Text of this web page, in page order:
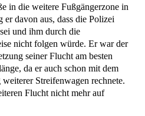
in die weitere Fußgängerzone in
davon aus, dass die Polizei
und ihm durch die
nicht folgen würde. Er war der
seiner Flucht am besten
da er auch schon mit dem
Streifenwagen rechnete.
Flucht nicht mehr auf